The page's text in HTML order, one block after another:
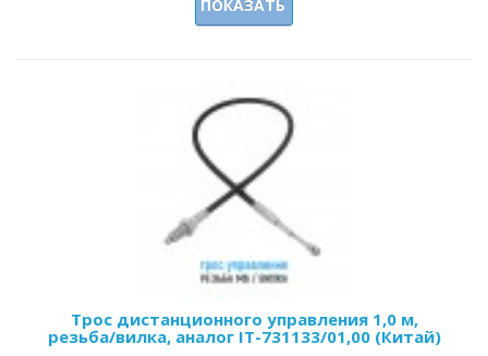
ПОКАЗАТЬ
Трос дистанционного управления 1,0 м,
резьба/вилка, аналог IT-731133/01,00 (Китай)